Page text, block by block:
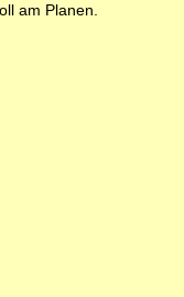
am Planen.